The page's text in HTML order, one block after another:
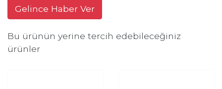
Gelince Haber Ver
Bu ürünün yerine tercih edebileceğiniz
ürünler